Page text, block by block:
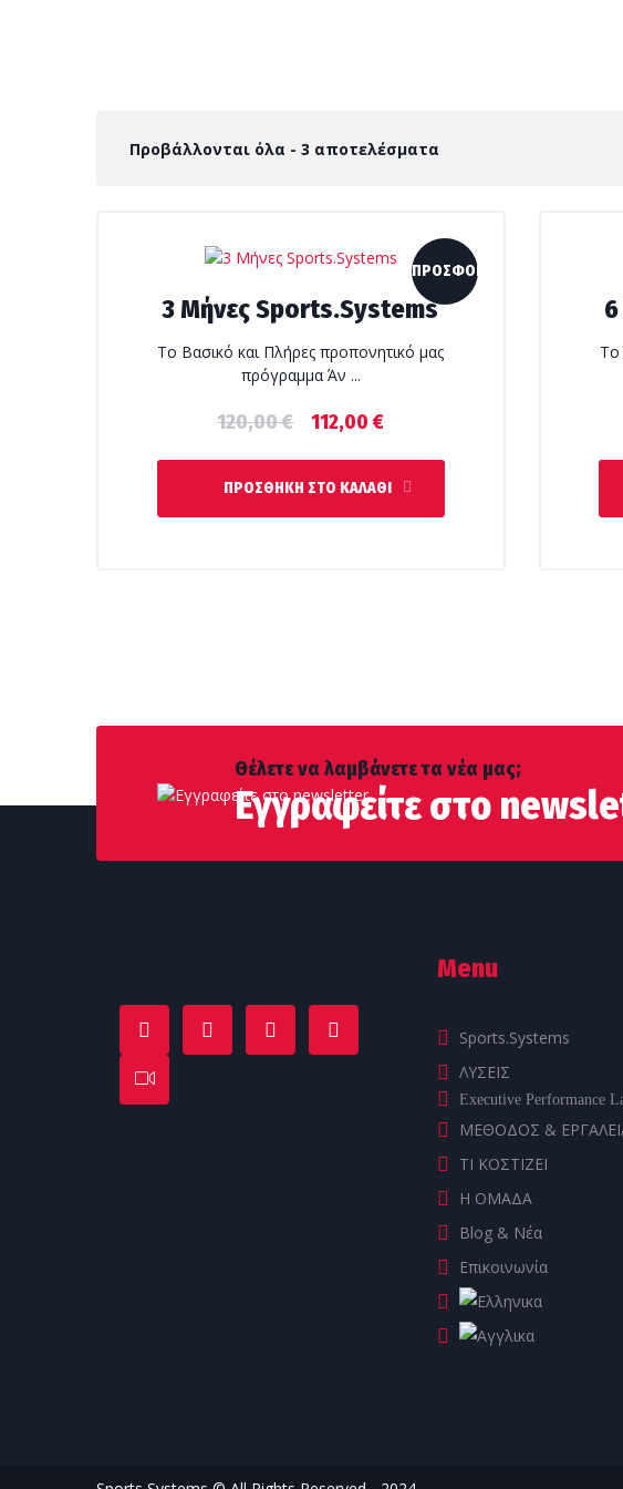
Προβάλλονται όλα - 3 αποτελέσματα
ΠΡΟΣΦΟΡΆ!
3 Μήνες Sports.Systems
Το Βασικό και Πλήρες προπονητικό μας
πρόγραμμα Άν ...
120,00€
Original
120,00 €.
112,00€
είναι:
112,00 €.
ΠΡΟΣΘΉΚΗ ΣΤΟ ΚΑΛΆΘΙ
Το
Θέλετε να λαμβάνετε τα νέα μας;
Εγγραφείτε στο
Menu
Sports.Systems
ΛΥΣΕΙΣ
Executive Performance
ΜΕΘΟΔΟΣ &
ΤΙ ΚΟΣΤΙΖΕΙ
Η ΟΜΑΔΑ
Blog & Νέα
Επικοινωνία